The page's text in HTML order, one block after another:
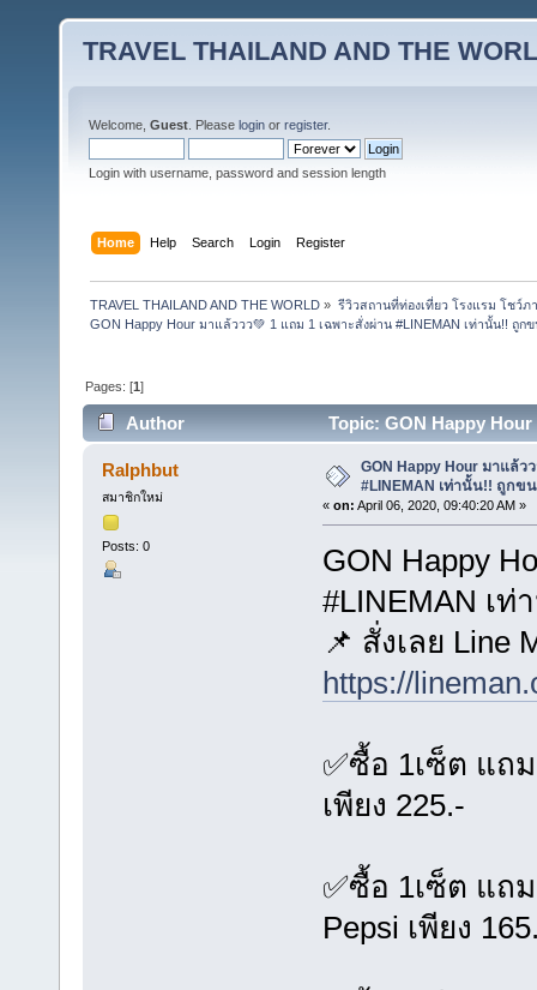
TRAVEL THAILAND AND THE
Welcome, Guest . Please login or register.
Login with username, password and session length
Home Help Search Login Register
TRAVEL THAILAND AND THE WORLD » รีวิวสถานที่ท่องเที่ยว โรงแรม โชว์ภ
GON Happy Hour มาแล้ววว💚 1 แถม 1 เฉพาะสั่งผ่าน #LINEMAN เท่านั้น!! ถูก
Pages: [1]
Author
Topic: GON Happy
(Read 32055 times)
Ralphbut
สมาชิกใหม่
Posts: 0
GON Happy Hour มาแล้ว
#LINEMAN เท่านั้น!! ถูกข
« on: April 06, 2020, 09:40:20 AM »
GON Happy
#LINEMAN เ
📌 สั่งเลย Line
https://
✅ซื้อ 1เซ็ต แถ
เพียง 225.-
✅ซื้อ 1เซ็ต แถ
Pepsi เพียง